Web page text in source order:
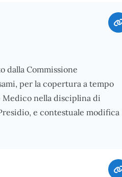
dalla Commissione
per la copertura a tempo
nella disciplina di
e contestuale modifica